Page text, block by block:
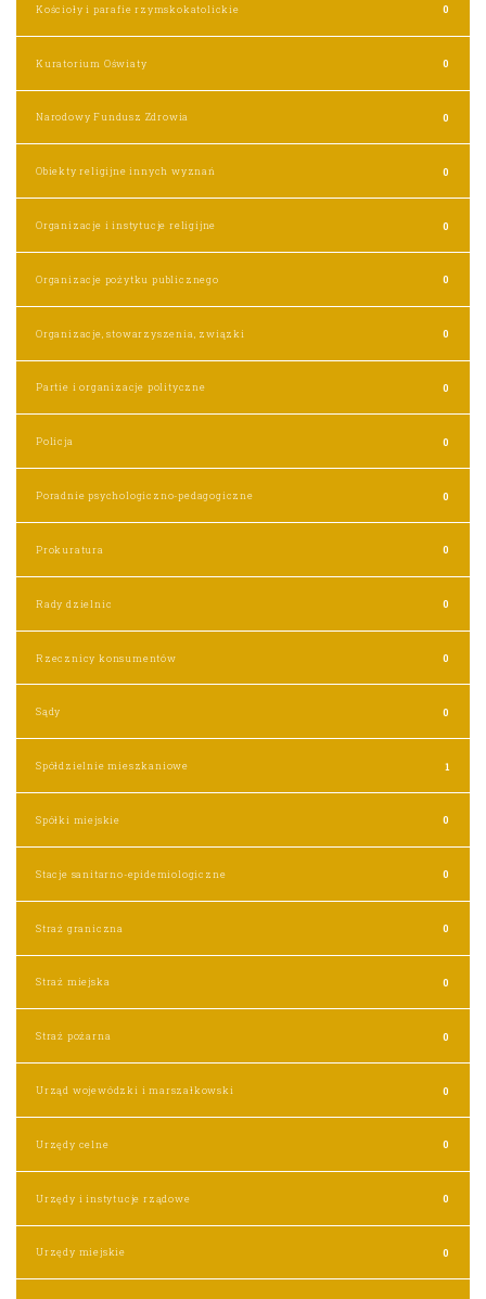
Kościoły i parafie rzymskokatolickie 0
Kuratorium Oświaty 0
Narodowy Fundusz Zdrowia 0
Obiekty religijne innych wyznań 0
Organizacje i instytucje religijne 0
Organizacje pożytku publicznego 0
Organizacje, stowarzyszenia, związki 0
Partie i organizacje polityczne 0
Policja 0
Poradnie psychologiczno-pedagogiczne 0
Prokuratura 0
Rady dzielnic 0
Rzecznicy konsumentów 0
Sądy 0
Spółdzielnie mieszkaniowe 1
Spółki miejskie 0
Stacje sanitarno-epidemiologiczne 0
Straż graniczna 0
Straż miejska 0
Straż pożarna 0
Urząd wojewódzki i marszałkowski 0
Urzędy celne 0
Urzędy i instytucje rządowe 0
Urzędy miejskie 0